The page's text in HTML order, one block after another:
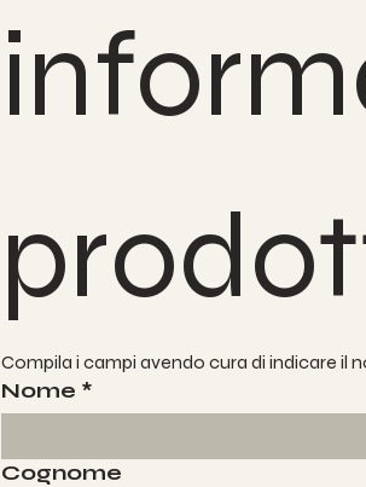
Compila i campi avendo cura di indicare il
Nome *
Cognome